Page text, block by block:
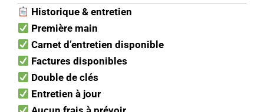
Historique & entretien
Première main
Carnet d’entretien disponible
Factures disponibles
Double de clés
Entretien à jour